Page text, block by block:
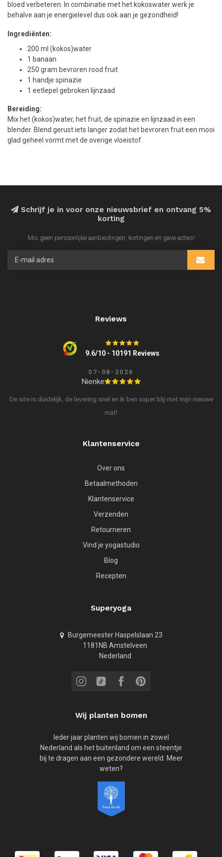
bloed verbeteren. In combinatie met het kokoswater werk je
behalve aan je energielevel dus ook aan je gezondheid!
Ingrediënten:
200 ml (kokos)water
1 banaan
250 gram bevroren rood fruit
1 handje spinazie
1 eetlepel gebroken lijnzaad
Bereiding:
Mix het (kokos)water, het fruit, de spinazie en lijnzaad in een
blender. Blend gerust iets langer zodat het bevroren fruit een mooi
glad geheel vormt met de overige vloeistof.
Schrijf je in voor onze nieuwsbrief en ontvang 5%
korting
Mis geen persoonlijke aanbiedingen, kortingen en gave acties!
Reviews
9.6/10 - 10191 Reviews
07-08-2026
Nienke
De site is duidelijk, de levering snel en ik ben super blij met mijn nieuwe
mat!
Klantenservice
Over ons
Betaalmethoden
Klantenservice
Verzenden
Retourneren
Vind je yogastudio
Blog
Recepten
Superyoga
Burgemeester Haspelslaan 23
1181NB Amstelveen
Nederland
Wij planten bomen
Ieder jaar planten wij bomen in zowel
Nederland als het buitenland om een steentje
bij te dragen aan een gezondere wereld. Meer
weten?